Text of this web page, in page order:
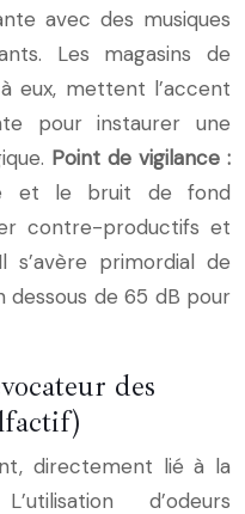
avec des musiques
Les magasins de
eux, mettent l’accent
pour instaurer une
Point de vigilance :
et le bruit de fond
contre-productifs et
s’avère primordial de
dessous de 65 dB pour
des
directement lié à la
d’odeurs